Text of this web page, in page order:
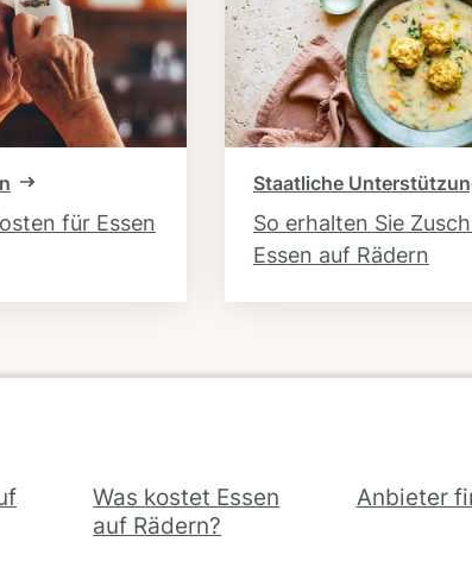
für Essen
Staatliche
So erhalten Sie
Essen auf Rädern
Was kostet Essen
auf Rädern?
Anbieter